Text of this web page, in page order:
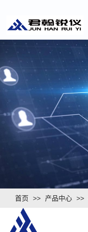
首页 >> 产品中心 >>